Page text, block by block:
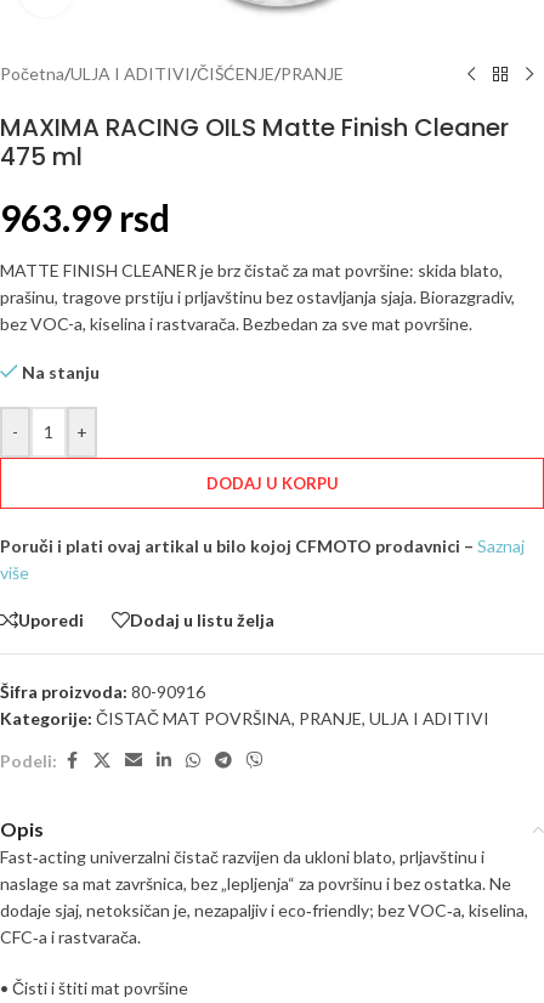
Početna/ULJA I ADITIVI/ČIŠĆENJE/PRANJE
MAXIMA RACING OILS Matte Finish Cleaner
475 ml
963.99 rsd
MATTE FINISH CLEANER je brz čistač za mat površine: skida blato,
prašinu, tragove prstiju i prljavštinu bez ostavljanja sjaja. Biorazgradiv,
bez VOC-a, kiselina i rastvarača. Bezbedan za sve mat površine.
Na stanju
- +
DODAJ U KORPU
Poruči i plati ovaj artikal u bilo kojoj CFMOTO prodavnici – Saznaj
više
Uporedi Dodaj u listu želja
Šifra proizvoda: 80-90916
Kategorije: ČISTAČ MAT POVRŠINA, PRANJE, ULJA I ADITIVI
Podeli:
Opis
Fast‑acting univerzalni čistač razvijen da ukloni blato, prljavštinu i
naslage sa mat završnica, bez „lepljenja“ za površinu i bez ostatka. Ne
dodaje sjaj, netoksičan je, nezapaljiv i eco‑friendly; bez VOC‑a, kiselina,
CFC‑a i rastvarača.
• Čisti i štiti mat površine